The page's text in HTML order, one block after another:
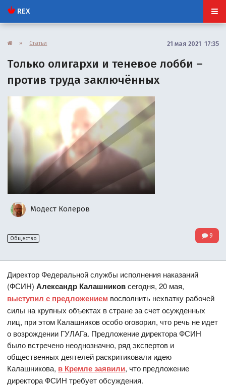
REX
» Статьи 21 мая 2021 17:35
Только олигархи и теневое лобби –
против труда заключённых
Модест Колеров
Общество 9
Директор Федеральной службы исполнения наказаний
(ФСИН)Александр Калашниковсегодня, 20 мая,
выступил с предложением восполнить нехватку рабочей
силы на крупных объектах в стране за счет осужденных
лиц, при этом Калашников особо оговорил, что речь не идет
о возрождении ГУЛАГа. Предложение директора ФСИН
было встречено неоднозначно, ряд экспертов и
общественных деятелей раскритиковали идею
Калашникова, в Кремле заявили, что предложение
директора ФСИН требует обсуждения.